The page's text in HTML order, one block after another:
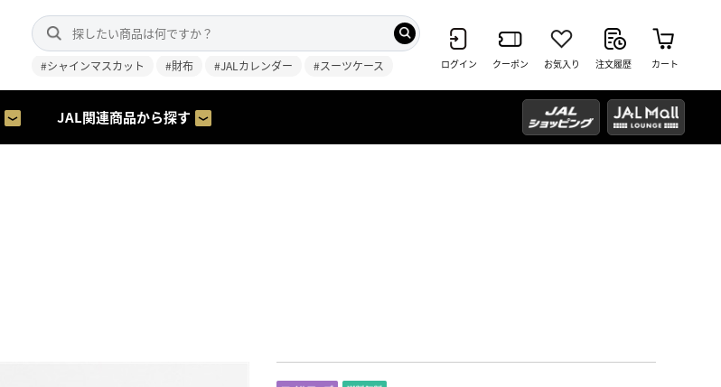
#シャインマスカット #財布 #JALカレンダー #スーツケース ログイン クーポン お気入り 注文履歴 カート
JAL関連商品から探す